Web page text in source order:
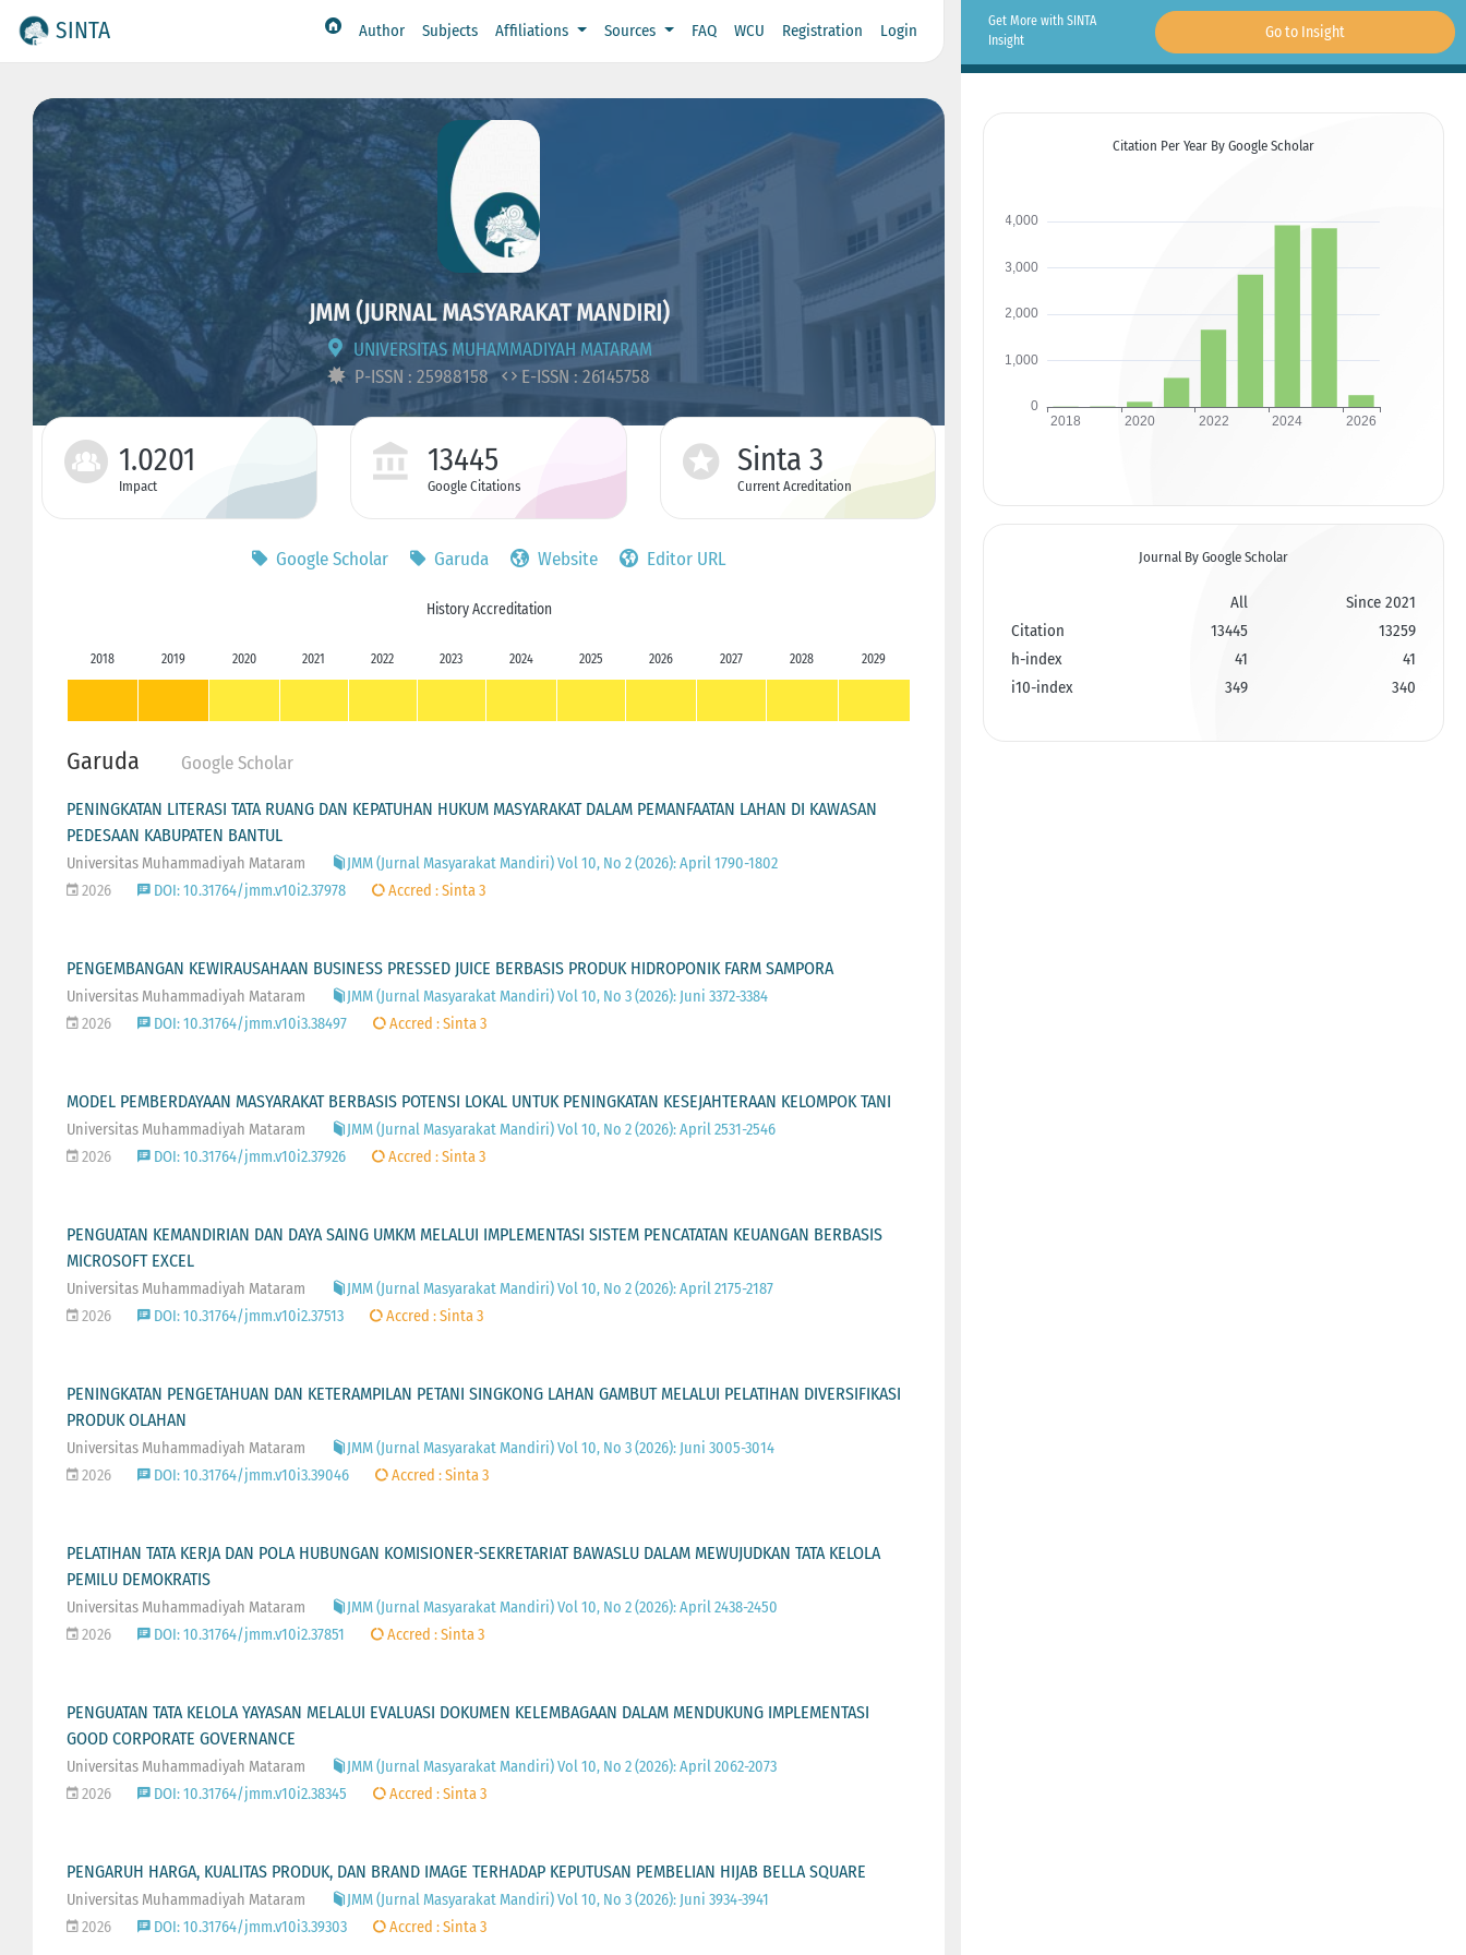
SINTA Author Subjects Affiliations Sources FAQ WCU Registration Login
JMM (JURNAL MASYARAKAT MANDIRI)
UNIVERSITAS MUHAMMADIYAH MATARAM
P-ISSN : 25988158
E-ISSN : 26145758
1.0201
Impact
13445
Google Citations
Sinta 3
Current Acreditation
Google Scholar Garuda Website Editor URL
History Accreditation
2018 2019 2020 2021 2022 2023 2024 2025 2026 2027 2028 2029
Garuda Google Scholar
PENINGKATAN LITERASI TATA RUANG DAN KEPATUHAN HUKUM MASYARAKAT DALAM PEMANFAATAN LAHAN DI KAWASAN
PEDESAAN KABUPATEN BANTUL
Universitas Muhammadiyah Mataram
JMM (Jurnal Masyarakat Mandiri) Vol 10, No 2 (2026): April 1790-1802
2026
DOI: 10.31764/jmm.v10i2.37978 Accred : Sinta 3
PENGEMBANGAN KEWIRAUSAHAAN BUSINESS PRESSED JUICE BERBASIS PRODUK HIDROPONIK FARM SAMPORA
Universitas Muhammadiyah Mataram
JMM (Jurnal Masyarakat Mandiri) Vol 10, No 3 (2026): Juni 3372-3384
2026
DOI: 10.31764/jmm.v10i3.38497 Accred : Sinta 3
MODEL PEMBERDAYAAN MASYARAKAT BERBASIS POTENSI LOKAL UNTUK PENINGKATAN KESEJAHTERAAN KELOMPOK TANI
Universitas Muhammadiyah Mataram
JMM (Jurnal Masyarakat Mandiri) Vol 10, No 2 (2026): April 2531-2546
2026
DOI: 10.31764/jmm.v10i2.37926 Accred : Sinta 3
PENGUATAN KEMANDIRIAN DAN DAYA SAING UMKM MELALUI IMPLEMENTASI SISTEM PENCATATAN KEUANGAN BERBASIS
MICROSOFT EXCEL
Universitas Muhammadiyah Mataram
JMM (Jurnal Masyarakat Mandiri) Vol 10, No 2 (2026): April 2175-2187
2026
DOI: 10.31764/jmm.v10i2.37513 Accred : Sinta 3
PENINGKATAN PENGETAHUAN DAN KETERAMPILAN PETANI SINGKONG LAHAN GAMBUT MELALUI PELATIHAN DIVERSIFIKASI
PRODUK OLAHAN
Universitas Muhammadiyah Mataram
JMM (Jurnal Masyarakat Mandiri) Vol 10, No 3 (2026): Juni 3005-3014
2026
DOI: 10.31764/jmm.v10i3.39046 Accred : Sinta 3
PELATIHAN TATA KERJA DAN POLA HUBUNGAN KOMISIONER-SEKRETARIAT BAWASLU DALAM MEWUJUDKAN TATA KELOLA
PEMILU DEMOKRATIS
Universitas Muhammadiyah Mataram
JMM (Jurnal Masyarakat Mandiri) Vol 10, No 2 (2026): April 2438-2450
2026
DOI: 10.31764/jmm.v10i2.37851 Accred : Sinta 3
PENGUATAN TATA KELOLA YAYASAN MELALUI EVALUASI DOKUMEN KELEMBAGAAN DALAM MENDUKUNG IMPLEMENTASI
GOOD CORPORATE GOVERNANCE
Universitas Muhammadiyah Mataram
JMM (Jurnal Masyarakat Mandiri) Vol 10, No 2 (2026): April 2062-2073
2026
DOI: 10.31764/jmm.v10i2.38345 Accred : Sinta 3
PENGARUH HARGA, KUALITAS PRODUK, DAN BRAND IMAGE TERHADAP KEPUTUSAN PEMBELIAN HIJAB BELLA SQUARE
Universitas Muhammadiyah Mataram
JMM (Jurnal Masyarakat Mandiri) Vol 10, No 3 (2026): Juni 3934-3941
2026
DOI: 10.31764/jmm.v10i3.39303 Accred : Sinta 3
Get More with SINTA
Insight
Go to Insight
Citation Per Year By Google Scholar
Journal By Google Scholar
All
Since 2021
Citation
13445
13259
h-index
41
41
i10-index
349 340